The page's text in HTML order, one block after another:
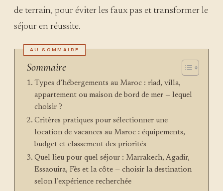
de terrain, pour éviter les faux pas et transformer le
séjour en réussite.
Sommaire
Types d’hébergements au Maroc : riad, villa,
appartement ou maison de bord de mer — lequel
choisir ?
Critères pratiques pour sélectionner une
location de vacances au Maroc : équipements,
budget et classement des priorités
Quel lieu pour quel séjour : Marrakech, Agadir,
Essaouira, Fès et la côte — choisir la destination
selon l’expérience recherchée